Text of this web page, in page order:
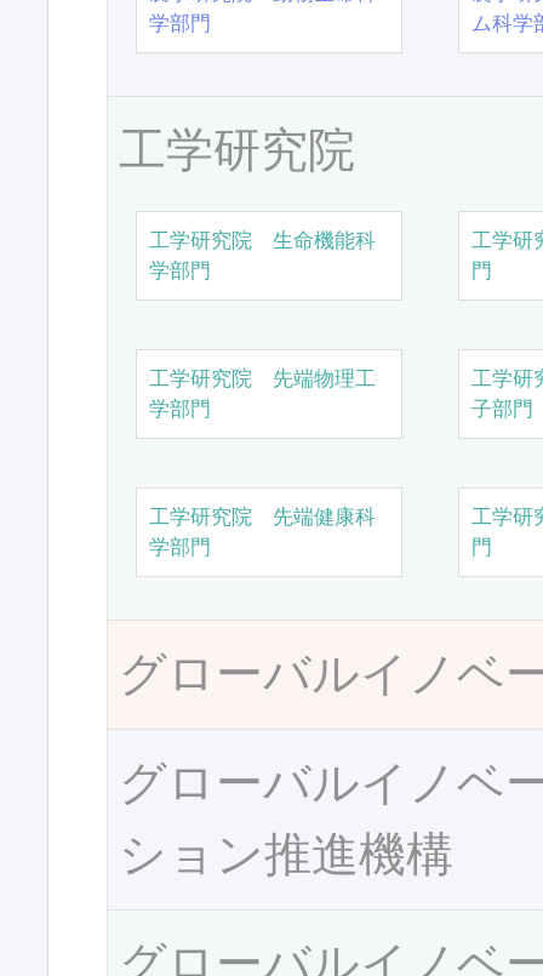
学部門
ム科学
工学研究院
工学研究院 生命機能科
学部門
工学研
門
工学研究院 先端物理工
学部門
工学研
子部門
工学研究院 先端健康科
学部門
工学研
門
グローバルイノベ
グローバルイノベ
ション推進機構
グローバルイノベ